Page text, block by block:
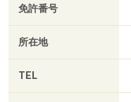
免許番号
所在地
TEL